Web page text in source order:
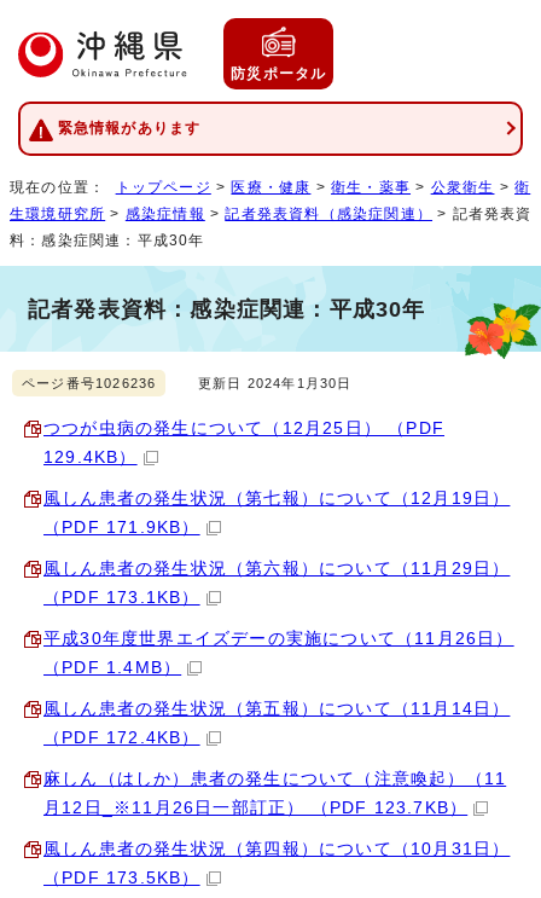
防災ポータル
緊急情報があります
現在の位置： トップページ >医療・健康 >衛生・薬事 > 公衆衛生 >衛
生環境研究所 > 感染症情報 >記者発表資料（感染症関連）
> 記者発表資
料：感染症関連：平成30年
記者発表資料：感染症関連：平成30年
ページ番号1026236 更新日 2024年1月30日
つつが虫病の発生について（12月25日） （PDF
129.4KB）
風しん患者の発生状況（第七報）について（12月19日）
（PDF 171.9KB）
風しん患者の発生状況（第六報）について（11月29日）
（PDF 173.1KB）
平成30年度世界エイズデーの実施について（11月26日）
（PDF 1.4MB）
風しん患者の発生状況（第五報）について（11月14日）
（PDF 172.4KB）
麻しん（はしか）患者の発生について（注意喚起）（11
月12日_※11月26日一部訂正） （PDF 123.7KB）
風しん患者の発生状況（第四報）について（10月31日）
（PDF 173.5KB）